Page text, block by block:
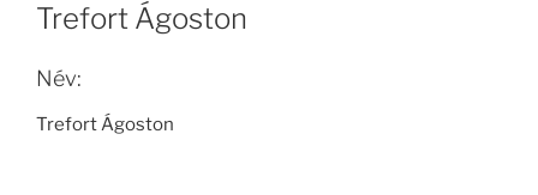
Trefort Ágoston
Név:
Trefort Ágoston